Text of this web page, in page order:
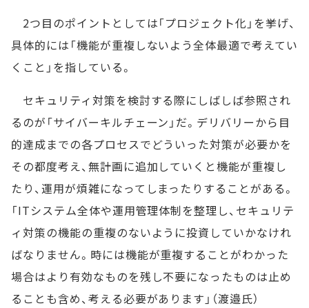
2つ目のポイントとしては「プロジェクト化」を挙げ、
具体的には「機能が重複しないよう全体最適で考えてい
くこと」を指している。
セキュリティ対策を検討する際にしばしば参照され
るのが「サイバーキルチェーン」だ。デリバリーから目
的達成までの各プロセスでどういった対策が必要かを
その都度考え、無計画に追加していくと機能が重複し
たり、運用が煩雑になってしまったりすることがある。
「ITシステム全体や運用管理体制を整理し、セキュリテ
ィ対策の機能の重複のないように投資していかなけれ
ばなりません。時には機能が重複することがわかった
場合はより有効なものを残し不要になったものは止め
ることも含め、考える必要があります」（渡邉氏）